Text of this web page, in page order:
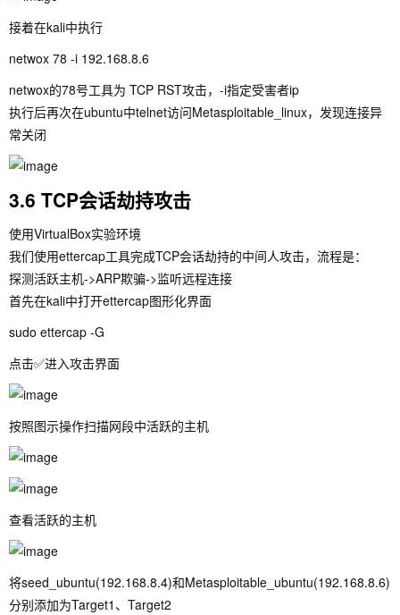
接着在kali中执行
netwox 78 -i 192.168.8.6
netwox的78号工具为 TCP RST攻击，-i指定受害者ip
执行后再次在ubuntu中telnet访问Metasploitable_linux，发现连接异
常关闭
3.6 TCP会话劫持攻击
使用VirtualBox实验环境
我们使用ettercap工具完成TCP会话劫持的中间人攻击，流程是：
探测活跃主机->ARP欺骗->监听远程连接
首先在kali中打开ettercap图形化界面
sudo ettercap -G
点击✅进入攻击界面
按照图示操作扫描网段中活跃的主机
查看活跃的主机
将seed_ubuntu(192.168.8.4)和Metasploitable_ubuntu(192.168.8.6)
分别添加为Target1、Target2